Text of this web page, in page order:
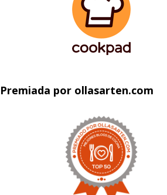
Premiada por ollasarten.com